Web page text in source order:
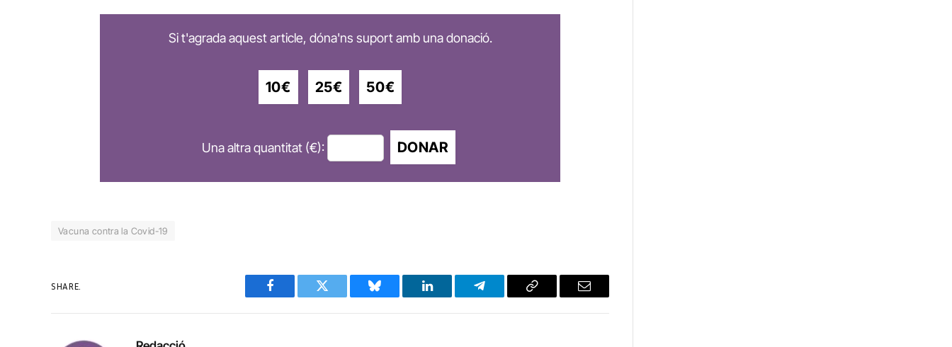
Si t'agrada aquest article, dóna'ns suport amb una donació.
10€ 25€ 50€
Una altra quantitat (€): DONAR
Vacuna contra la Covid-19
SHARE.
Facebook Twitter Bluesky LinkedIn Telegram Copy
Email